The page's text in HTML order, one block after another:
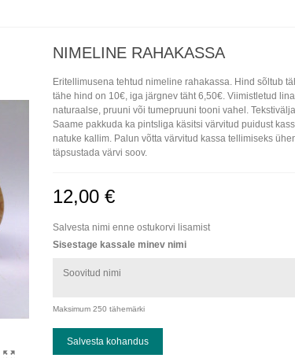
NIMELINE RAHAKASSA
Eritellimusena tehtud nimeline rahakassa. Hind sõltub
tähe hind on 10€, iga järgnev täht 6,50€. Viimistletud
naturaalse, pruuni või tumepruuni tooni vahel.
Saame pakkuda ka pintsliga käsitsi värvitud puidust
natuke kallim. Palun võtta värvitud kassa tellimiseks
täpsustada värvi soov.
12,00 €
Salvesta nimi enne ostukorvi lisamist
Sisestage kassale minev nimi
Maksimum 250 tähemärki
Salvesta kohandus